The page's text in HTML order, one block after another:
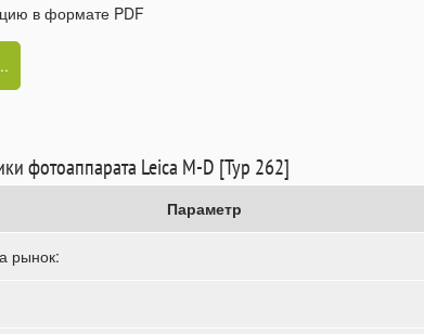
в формате PDF
фотоаппарата Leica M-D [Typ 262]
Параметр
рынок: